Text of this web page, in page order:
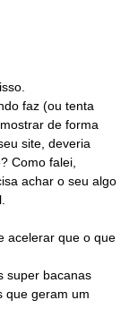
faz (ou tenta
de forma
site, deveria
Como falei,
achar o seu algo
acelerar que o que
super bacanas
que geram um